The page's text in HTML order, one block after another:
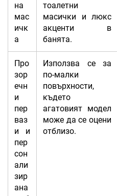
на
мас
ичк
а
тоалетни
масички и люкс
акценти в
банята.
Про
зор
ечн
и
пер
ваз
и и
пер
сон
али
зир
ана
Използва се за
по-малки
повърхности,
където
агатовият модел
може да се оцени
отблизо.